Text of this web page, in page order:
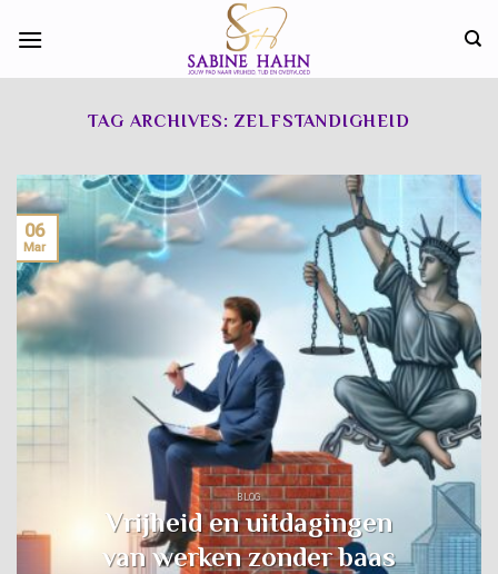
TAG ARCHIVES: ZELFSTANDIGHEID
BLOG
Vrijheid en uitdagingen
van werken zonder baas
06
Mar